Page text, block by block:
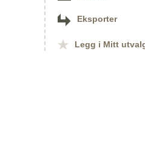
Eksporter
Legg i Mitt